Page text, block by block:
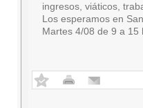
ingresos, viáticos,
Los esperamos en
Martes 4/08 de 9 a 15